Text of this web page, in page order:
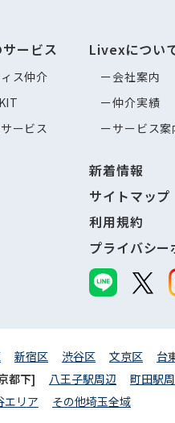
ービス
ス仲介
ービス
Livexについ
会社案内
仲介実績
サービス案
新着情報
サイトマップ
利用規約
プライバシー
新宿区 渋谷区 文京区 台
都下] 八王子駅周辺 町田駅
エリア その他埼玉全域